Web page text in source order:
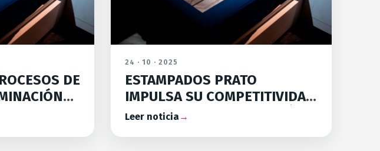
DE
EN EL
24 · 10 · 2025
ESTAMPADOS PRATO
IMPULSA SU COMPETITIVIDAD
CON UNA NUEVA INVERSIÓN
Leer noticia →